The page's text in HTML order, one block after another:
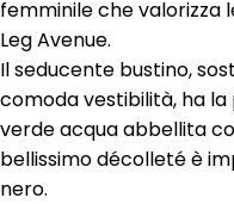
femminile che valorizza
Leg Avenue.
Il seducente bustino,
comoda vestibilità, ha
verde acqua abbellita
bellissimo décolleté è
nero.